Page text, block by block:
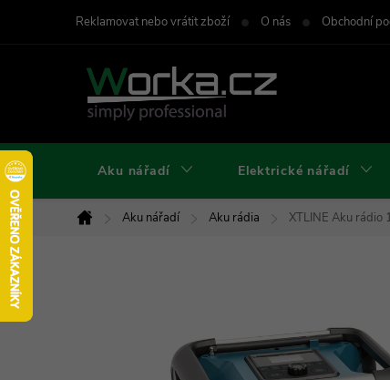
Reklamovat nebo vrátit zboží O nás Obchodní
Aku nářadí Elektrické nářadí
Domů
Aku nářadí Aku rádia XTLINE Aku rádio